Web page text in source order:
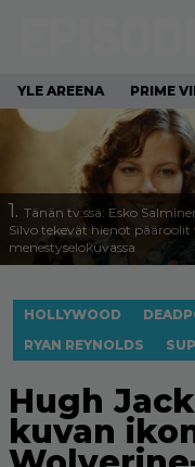
YLE AREENA PRIME
1. Tänän tv:ssä: Esko
Silvo tekevät hienot pääroolit
menestyselokuvassa
HOLLYWOOD
RYAN REYNOLDS
Hugh
kuvan